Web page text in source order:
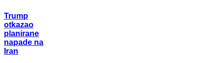
Trump
otkazao
planirane
napade na
Iran